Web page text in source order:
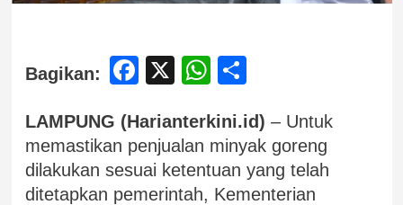
Bagikan: Facebook
X WhatsApp
LAMPUNG (Harianterkini.id) – Untuk
memastikan penjualan minyak goreng
dilakukan sesuai ketentuan yang telah
ditetapkan pemerintah, Kementerian